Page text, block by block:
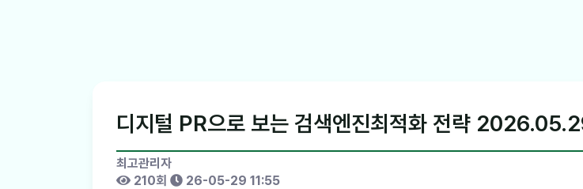
디지털 PR으로 보는 검색엔진최적화 전략
최고관리자
210회
26-05-29 11:55